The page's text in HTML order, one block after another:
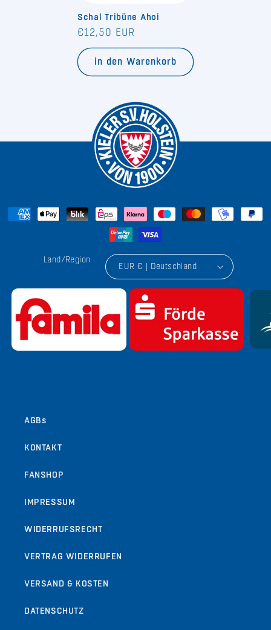
Schal Tribüne Ahoi
Normaler
Preis
€12,50 EUR
in den Warenkorb
Land/Region
EUR € | Deutschland
AGBs
KONTAKT
FANSHOP
IMPRESSUM
WIDERRUFSRECHT
VERTRAG WIDERRUFEN
VERSAND & KOSTEN
DATENSCHUTZ